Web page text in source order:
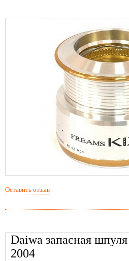
Daiwa запасная
2004
Оставить отзыв